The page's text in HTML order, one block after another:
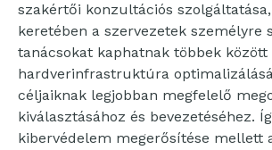
szakértői konzultációs
keretében a szervezetek személyre
tanácsokat kaphatnak többek között
hardverinfrastruktúra
céljaiknak legjobban megfelelő
kiválasztásához és bevezetéséhez.
kibervédelem megerősítése mellett